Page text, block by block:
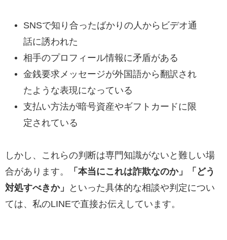
SNSで知り合ったばかりの人からビデオ通
話に誘われた
相手のプロフィール情報に矛盾がある
金銭要求メッセージが外国語から翻訳され
たような表現になっている
支払い方法が暗号資産やギフトカードに限
定されている
しかし、これらの判断は専門知識がないと難しい場
合があります。
「本当にこれは詐欺なのか」「どう
対処すべきか」
といった具体的な相談や判定につい
ては、私のLINEで直接お伝えしています。